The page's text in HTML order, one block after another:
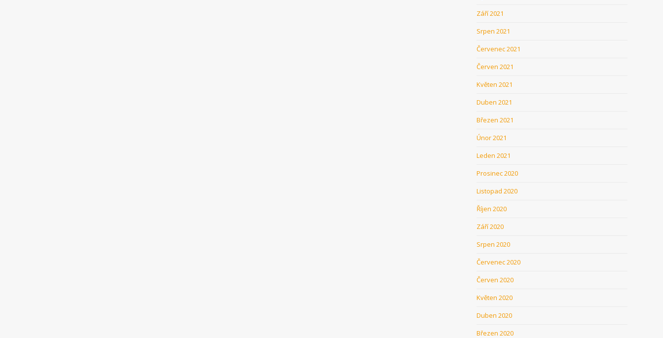
Září 2021
Srpen 2021
Červenec 2021
Červen 2021
Květen 2021
Duben 2021
Březen 2021
Únor 2021
Leden 2021
Prosinec 2020
Listopad 2020
Říjen 2020
Září 2020
Srpen 2020
Červenec 2020
Červen 2020
Květen 2020
Duben 2020
Březen 2020